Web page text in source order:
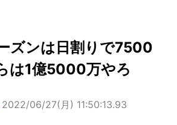
ズンは日割りで7500
は1億5000万やろ
2022/06/27(月) 11:50:13.93